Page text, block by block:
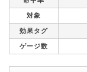
対象
効果タグ
ゲージ数